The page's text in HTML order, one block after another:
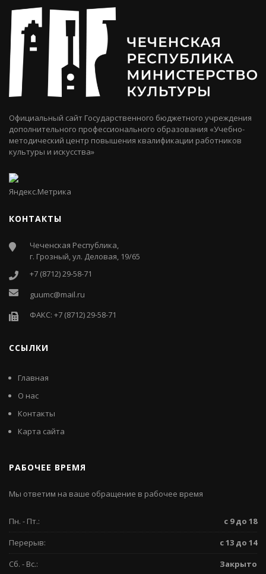
Официальный сайт Государственного бюджетного учреждения
дополнительного профессионального образования «Учебно-
методический центр повышения квалификации работников
культуры и искусства»
КОНТАКТЫ
Чеченская Республика,
г. Грозный, ул. Деловая, 19/65
+7 (8712) 29-58-71
guumc@mail.ru
ФАКС: +7 (8712) 29-58-71
ССЫЛКИ
Главная
О нас
Контакты
Карта сайта
РАБОЧЕЕ ВРЕМЯ
Мы ответим на ваше обращение в рабочее время
Пн. - Пт.:
с 9 до 18
Перерыв:
с 13 до 14
Сб. - Вс.:
Закрыто